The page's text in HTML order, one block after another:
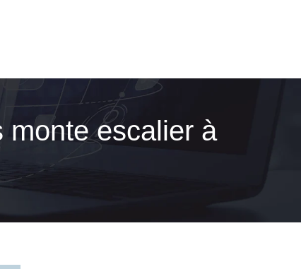
monte escalier à